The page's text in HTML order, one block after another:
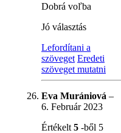
Dobrá voľba
Jó választás
Lefordítani a
szöveget Eredeti
szöveget mutatni
Eva Murániová –
6. Február 2023
Értékelt 5 -ből 5